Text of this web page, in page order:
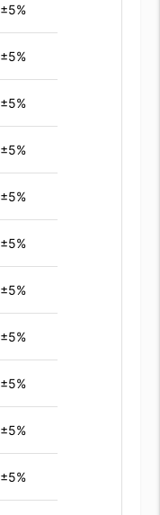
±5%
±5%
±5%
±5%
±5%
±5%
±5%
±5%
±5%
±5%
±5%